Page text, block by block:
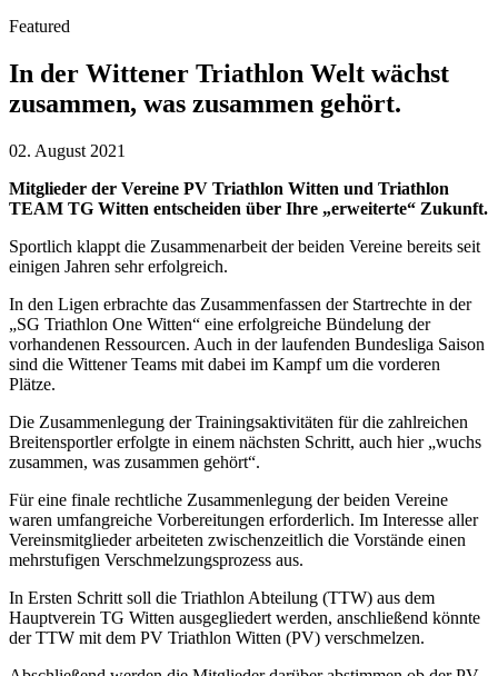
Featured
In der Wittener Triathlon Welt wächst
zusammen, was zusammen gehört.
02. August 2021
Mitglieder der Vereine PV Triathlon Witten und Triathlon
TEAM TG Witten entscheiden über Ihre „erweiterte“ Zukunft.
Sportlich klappt die Zusammenarbeit der beiden Vereine bereits seit
einigen Jahren sehr erfolgreich.
In den Ligen erbrachte das Zusammenfassen der Startrechte in der
„SG Triathlon One Witten“ eine erfolgreiche Bündelung der
vorhandenen Ressourcen. Auch in der laufenden Bundesliga Saison
sind die Wittener Teams mit dabei im Kampf um die vorderen
Plätze.
Die Zusammenlegung der Trainingsaktivitäten für die zahlreichen
Breitensportler erfolgte in einem nächsten Schritt, auch hier „wuchs
zusammen, was zusammen gehört“.
Für eine finale rechtliche Zusammenlegung der beiden Vereine
waren umfangreiche Vorbereitungen erforderlich. Im Interesse aller
Vereinsmitglieder arbeiteten zwischenzeitlich die Vorstände einen
mehrstufigen Verschmelzungsprozess aus.
In Ersten Schritt soll die Triathlon Abteilung (TTW) aus dem
Hauptverein TG Witten ausgegliedert werden, anschließend könnte
der TTW mit dem PV Triathlon Witten (PV) verschmelzen.